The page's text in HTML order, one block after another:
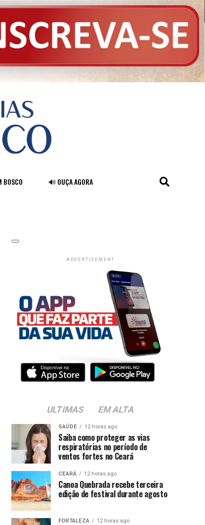
BOSCO 🔊 OUÇA AGORA
ADVERTISEMENT
ULTIMAS EM ALTA
SAÚDE 12 horas ago
Saiba como proteger as vias
respiratórias no período de
ventos fortes no Ceará
CEARÁ 12 horas ago
Canoa Quebrada recebe terceira
edição de festival durante agosto
FORTALEZA 12 horas ago